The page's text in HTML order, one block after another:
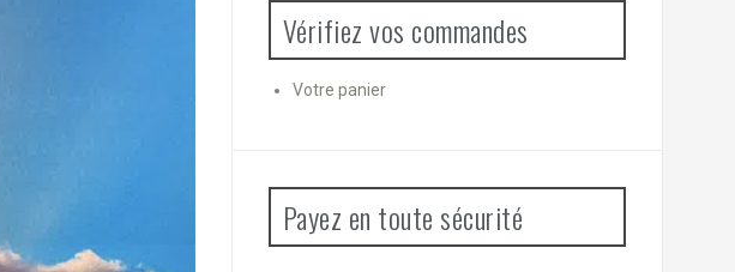
Vérifiez vos commandes
Votre panier
Payez en toute sécurité